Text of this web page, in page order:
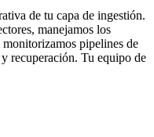
de tu capa de ingestión.
manejamos los
pipelines de
recuperación. Tu equipo de